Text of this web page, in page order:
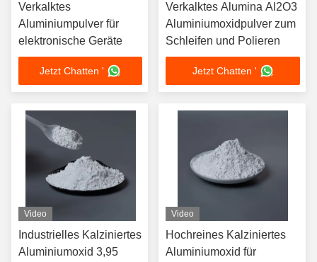
Verkalktes
Aluminiumpulver für
elektronische Geräte
Jetzt Chatten '
Verkalktes Alumina Al2O3
Aluminiumoxidpulver zum
Schleifen und Polieren
Jetzt Chatten '
Video
Industrielles Kalziniertes
Aluminiumoxid 3,95
Video
Hochreines Kalziniertes
Aluminiumoxid für